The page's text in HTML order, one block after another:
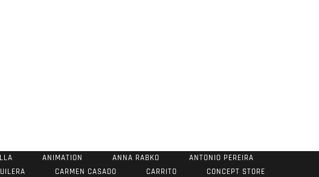
ANIMATION ANNA RABKO
ANTONIO PEREIRA
CARMEN CASADO CARRITO
CONCEPT STORE